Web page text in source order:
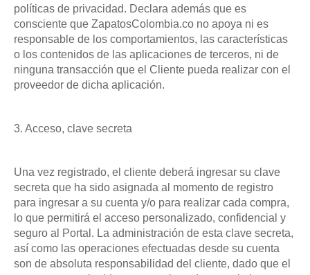
políticas de privacidad. Declara además que es
consciente que ZapatosColombia.co no apoya ni es
responsable de los comportamientos, las características
o los contenidos de las aplicaciones de terceros, ni de
ninguna transacción que el Cliente pueda realizar con el
proveedor de dicha aplicación.
3. Acceso, clave secreta
Una vez registrado, el cliente deberá ingresar su clave
secreta que ha sido asignada al momento de registro
para ingresar a su cuenta y/o para realizar cada compra,
lo que permitirá el acceso personalizado, confidencial y
seguro al Portal. La administración de esta clave secreta,
así como las operaciones efectuadas desde su cuenta
son de absoluta responsabilidad del cliente, dado que el